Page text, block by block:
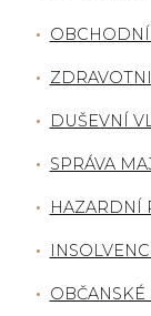
OBCHODNÍ
DUŠEVNÍ
SPRÁVA
HAZARDNÍ
OBČANSKÉ